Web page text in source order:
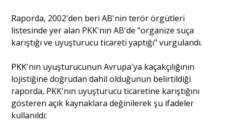
Raporda, 2002'den beri AB'nin terör örgütleri
listesinde yer alan PKK'nın AB'de "organize suça
karıştığı ve uyuşturucu ticareti yaptığı" vurgulandı.
PKK'nın uyuşturucunun Avrupa'ya kaçakçılığının
lojistiğine doğrudan dahil olduğunun belirtildiği
raporda, PKK'nın uyuşturucu ticaretine karıştığını
gösteren açık kaynaklara değinilerek şu ifadeler
kullanıldı: